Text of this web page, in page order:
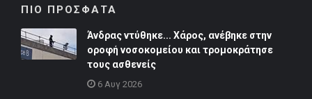
ΠΙΟ ΠΡΟΣΦΑΤΑ
Άνδρας ντύθηκε... Χάρος, ανέβηκε στην
οροφή νοσοκομείου και τρομοκράτησε
τους ασθενείς
6 Αυγ 2026